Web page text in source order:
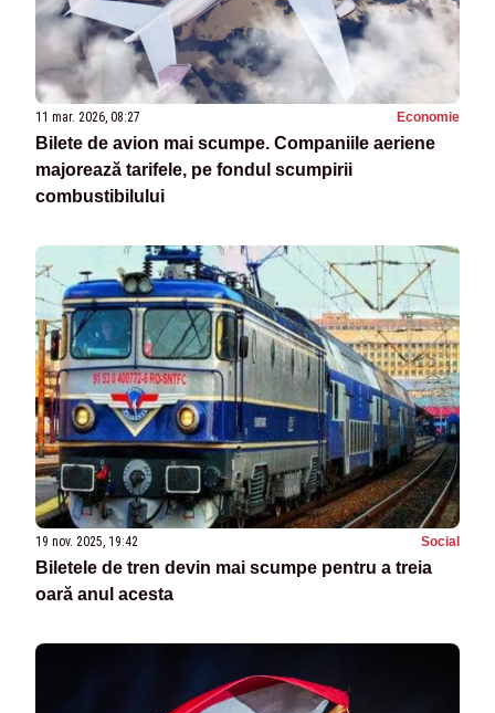
11 mar. 2026, 08:27 Economie
Bilete de avion mai scumpe. Companiile aeriene
majorează tarifele, pe fondul scumpirii
combustibilului
19 nov. 2025, 19:42 Social
Biletele de tren devin mai scumpe pentru a treia
oară anul acesta